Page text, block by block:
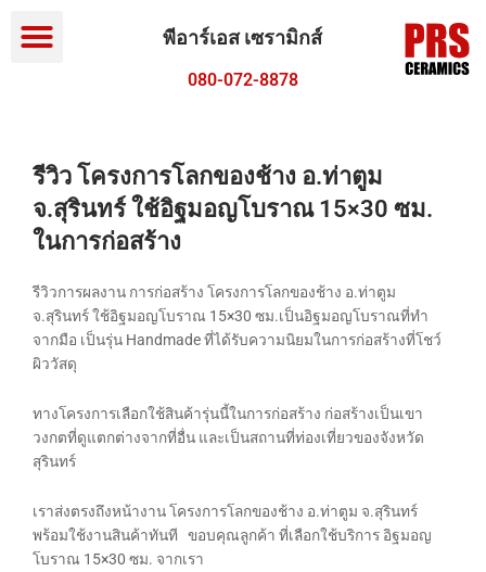
Menu พีอาร์เอส เซรามิกส์
080-072-8878
รีวิว โครงการโลกของช้าง อ.ท่าตูม
จ.สุรินทร์ ใช้อิฐมอญโบราณ 15×30 ซม.
ในการก่อสร้าง
รีวิวการผลงาน การก่อสร้าง โครงการโลกของช้าง อ.ท่าตูม
จ.สุรินทร์ ใช้อิฐมอญโบราณ 15×30 ซม.เป็นอิฐมอญโบราณที่ทำ
จากมือ เป็นรุ่น Handmade ที่ได้รับความนิยมในการก่อสร้างที่โชว์
ผิววัสดุ
ทางโครงการเลือกใช้สินค้ารุ่นนี้ในการก่อสร้าง ก่อสร้างเป็นเขา
วงกตที่ดูแตกต่างจากที่อื่น และเป็นสถานที่ท่องเที่ยวของจังหวัด
สุรินทร์
เราส่งตรงถึงหน้างาน โครงการโลกของช้าง อ.ท่าตูม จ.สุรินทร์
พร้อมใช้งานสินค้าทันที ขอบคุณลูกค้า ที่เลือกใช้บริการ อิฐมอญ
โบราณ 15×30 ซม. จากเรา